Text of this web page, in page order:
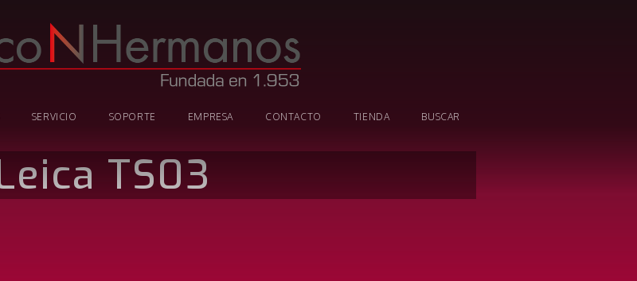
SERVICIO SOPORTE EMPRESA CONTACTO TIENDA BUSCAR
TS03